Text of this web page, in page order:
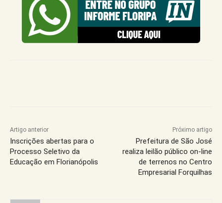
Artigo anterior
Inscrições abertas para o
Processo Seletivo da
Educação em Florianópolis
Próximo artigo
Prefeitura de São José
realiza leilão público on-line
de terrenos no Centro
Empresarial Forquilhas